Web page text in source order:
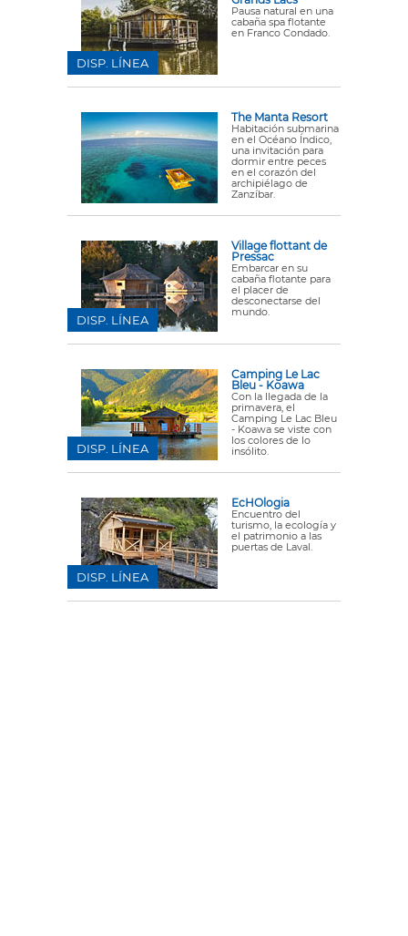
Pausa natural en una
cabaña spa flotante
en Franco Condado.
DISP. LÍNEA
The Manta Resort
Habitación submarina
en el Océano Índico,
una invitación para
dormir entre peces
en el corazón del
archipiélago de
Zanzíbar.
Village flottant de
Pressac
Embarcar en su
cabaña flotante para
el placer de
desconectarse del
mundo.
DISP. LÍNEA
Camping Le Lac
Bleu - Koawa
Con la llegada de la
primavera, el
Camping Le Lac Bleu
- Koawa se viste con
los colores de lo
insólito.
DISP. LÍNEA
EcHOlogia
Encuentro del
turismo, la ecología y
el patrimonio a las
puertas de Laval.
DISP. LÍNEA